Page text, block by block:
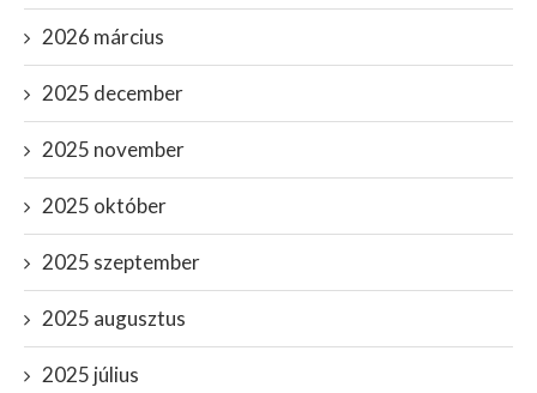
2026 március
2025 december
2025 november
2025 október
2025 szeptember
2025 augusztus
2025 július